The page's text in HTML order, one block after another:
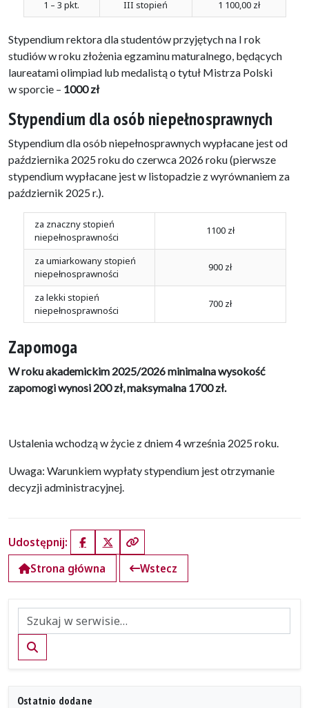
1 – 3 pkt. III stopień 1 100,00 zł
Stypendium rektora dla studentów przyjętych na I rok
studiów w roku złożenia egzaminu maturalnego, będących
laureatami olimpiad lub medalistą o tytuł Mistrza Polski
w sporcie – 1000 zł
Stypendium dla osób niepełnosprawnych
Stypendium dla osób niepełnosprawnych wypłacane jest od
października 2025 roku do czerwca 2026 roku (pierwsze
stypendium wypłacane jest w listopadzie z wyrównaniem za
październik 2025 r.).
za znaczny stopień
niepełnosprawności
1100 zł
za umiarkowany stopień
niepełnosprawności
900 zł
za lekki stopień
niepełnosprawności
700 zł
Zapomoga
W roku akademickim 2025/2026 minimalna wysokość
zapomogi wynosi 200 zł, maksymalna 1700 zł.
Ustalenia wchodzą w życie z dniem 4 września 2025 roku.
Uwaga: Warunkiem wypłaty stypendium jest otrzymanie
decyzji administracyjnej.
Udostępnij: FacebookX (Twitter)Kopiuj link
Strona główna
Wstecz
Szukaj
Ostatnio dodane